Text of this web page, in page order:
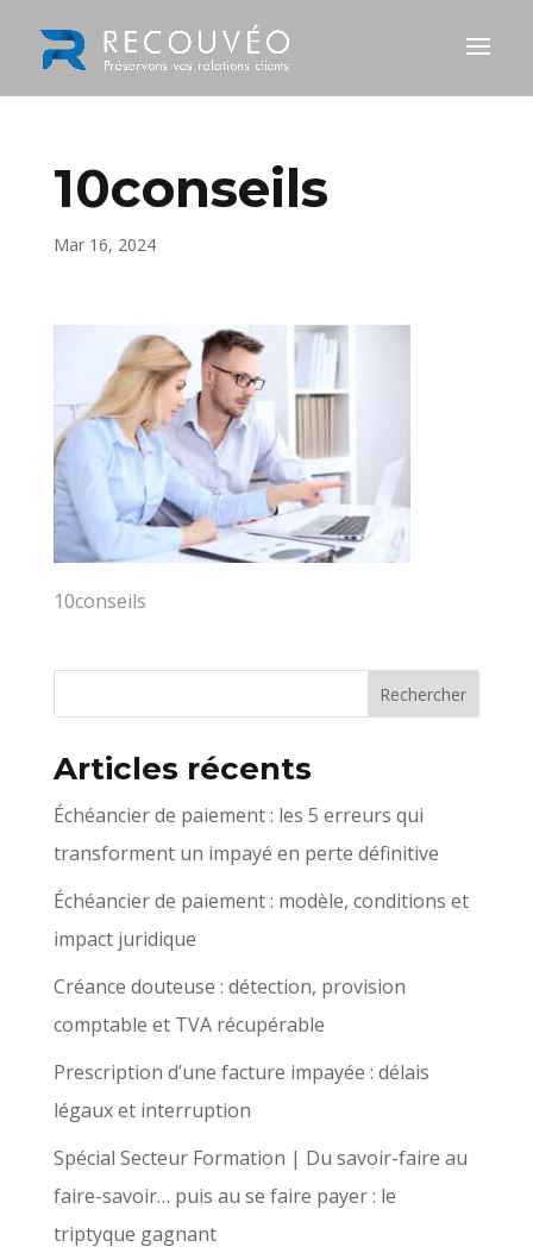
10conseils
Mar 16, 2024
10conseils
Articles récents
Échéancier de paiement : les 5 erreurs qui
transforment un impayé en perte définitive
Échéancier de paiement : modèle, conditions et
impact juridique
Créance douteuse : détection, provision
comptable et TVA récupérable
Prescription d’une facture impayée : délais
légaux et interruption
Spécial Secteur Formation | Du savoir-faire au
faire-savoir… puis au se faire payer : le
triptyque gagnant